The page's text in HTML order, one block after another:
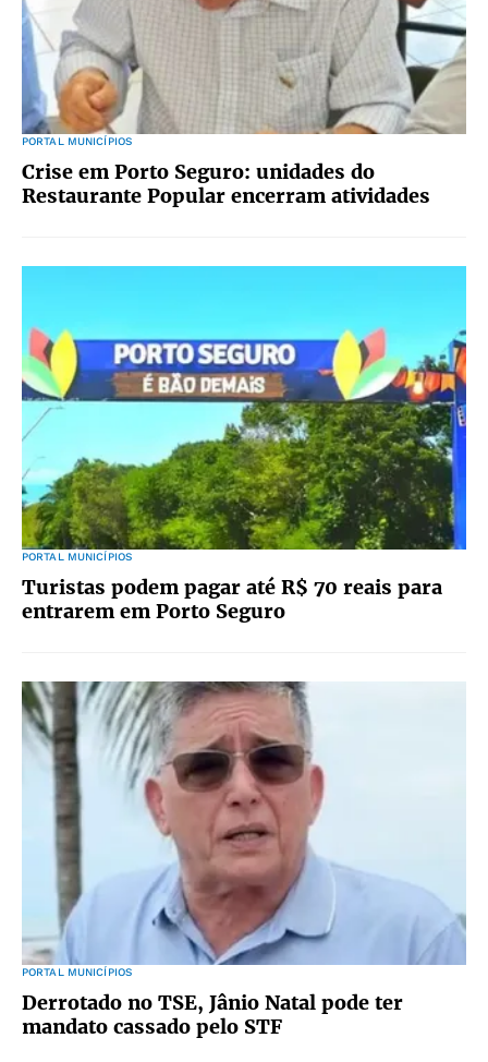
PORTAL MUNICÍPIOS
Crise em Porto Seguro: unidades do
Restaurante Popular encerram atividades
PORTAL MUNICÍPIOS
Turistas podem pagar até R$ 70 reais para
entrarem em Porto Seguro
PORTAL MUNICÍPIOS
Derrotado no TSE, Jânio Natal pode ter
mandato cassado pelo STF